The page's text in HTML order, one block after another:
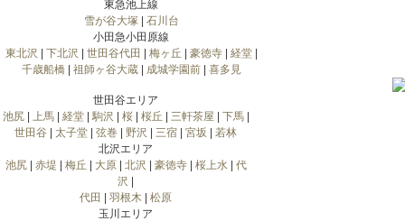
東急池上線
雪が谷大塚| 石川台
小田急小田原線
東北沢
下北沢 世田谷代田 梅ヶ丘 豪徳寺| 経堂|
千歳船橋| 祖師ヶ谷大蔵| 成城学園前| 喜多見
世田谷エリア
池尻| 上馬| 経堂| 駒沢 桜| 桜丘 三軒茶屋 下馬|
世田谷
太子堂 弦巻 野沢 三宿 宮坂
若林
北沢エリア
池尻| 赤堤 梅丘 大原| 北沢 豪徳寺| 桜上水| 代
沢
代田
羽根木
松原
玉川エリア